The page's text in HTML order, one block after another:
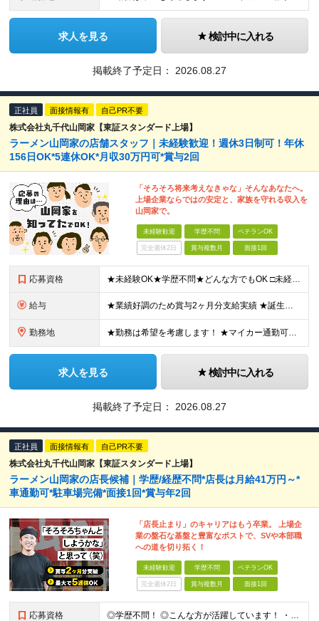
求人を見る 検討中に入れる
掲載終了予定日： 2026.08.27
正社員 面接情報有 自己PR不要
株式会社丸千代山岡家【東証スタンダード上場】
ラーメン山岡家の店舗スタッフ｜未経験歓迎！週休3日制可！年休
156日OK*5連休OK*月収30万円可*賞与2回
「そろそろ将来考えなきゃな」そんなあなたへ。
上場企業ならではの安定と、家族を守れる収入を
山岡家で。
未経験歓迎 学歴不問 ベテランOK
完全週休2日 賞与複数月 面接1回
応募資格 ★未経験OK★学歴不問★どんな方でもOK □未経験・第二新卒・フリーター □ブランクがある方 □転職回数が気になる方 □飲食業界にチャレンジしたい方 「やってみたい」という気持ちがあれば、皆さん大
給与 ★業績好調のため賞与2ヶ月分支給実績 ★誕生日手当など手当充実 ★年2回昇給チャンス有＆入社1年で店長昇格可 ★残業代全額支給（1分単位で支給） 【週休3日制の場合】 月給25万8,960円以上（固
勤務地 ★勤務は希望を考慮します！ ★マイカー通勤可（駐車場完備） ★全国の各店舗で募集中！続々出店予定！ ～国内300店舗、47都道府県への展開を目標に出店中！～ ▼積極採用地域▼ ・中部（富山、石川、
求人を見る 検討中に入れる
掲載終了予定日： 2026.08.27
正社員 面接情報有 自己PR不要
株式会社丸千代山岡家【東証スタンダード上場】
ラーメン山岡家の店長候補｜学歴/経歴不問*店長は月給41万円～*
車通勤可*駐車場完備*面接1回*賞与年2回
「店長止まり」のキャリアはもう卒業。 上場企
業の盤石な基盤と豊富なポストで、SVや本部職
への道を切り拓く！
未経験歓迎 学歴不問 ベテランOK
完全週休2日 賞与複数月 面接1回
応募資格 ◎学歴不問！ ◎こんな方が活躍しています！ ・研修や制度面が整っている会社で働きたい方 ・店長やその先を目指したい方 ・給与を上げていきたい方 など □未経験・第二新卒・フリーター □ブランクがある